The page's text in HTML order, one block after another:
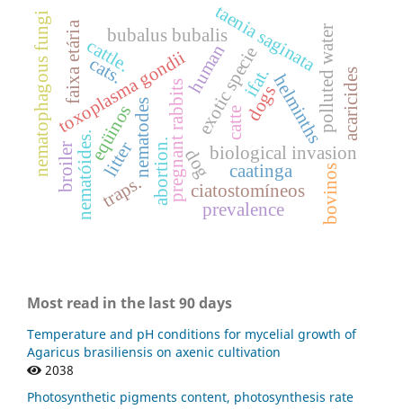
biological invasion
exotic specie
caatinga
toxoplasma gondii
pregnant rabbits
abortion.
nematophagous fungi nematodes
ciatostomíneos
faixa etária
eqüinos
nematóides.
taenia saginata
catte polluted water
bubalus bubalis
dog
human ifat.
prevalence
helminths
cattle.
dogs
cats.
litter
broiler traps.
acaricides
bovinos
Most read in the last 90 days
Temperature and pH conditions for mycelial growth of
Agaricus brasiliensis on axenic cultivation
2038
Photosynthetic pigments content, photosynthesis rate